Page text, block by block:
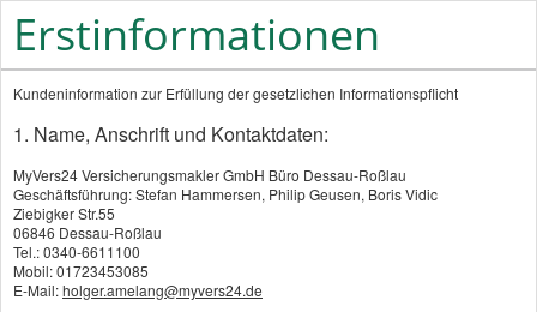
Diese Karte wird von
einem Drittanbieter
Erstinformationen
Kundeninformation zur Erfüllung der gesetzlichen Informationspflicht
1. Name, Anschrift und Kontaktdaten:
MyVers24 Versicherungsmakler GmbH Büro Dessau-Roßlau
Geschäftsführung: Stefan Hammersen, Philip Geusen, Boris Vidic
Ziebigker Str.55
06846 Dessau-Roßlau
Tel.: 0340-6611100
Mobil: 01723453085
E-Mail:holger.amelang@myvers24.de